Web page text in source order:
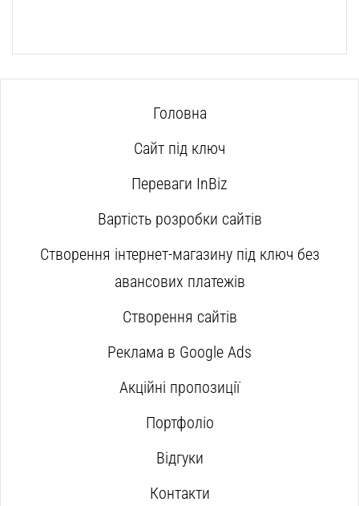
Головна
Сайт під ключ
Переваги InBiz
Вартість розробки сайтів
Створення інтернет-магазину під ключ без
авансових платежів
Створення сайтів
Реклама в Google Ads
Акційні пропозиції
Портфоліо
Відгуки
Контакти